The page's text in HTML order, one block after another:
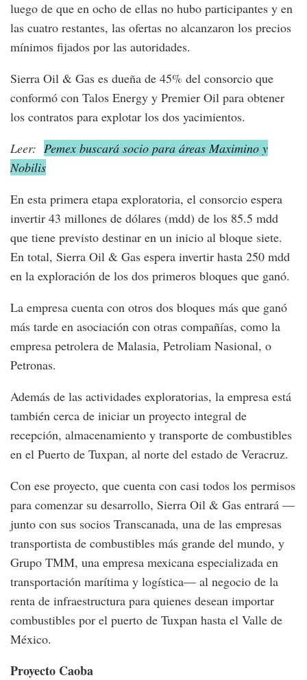
luego de que en ocho de ellas no hubo participantes y en
las cuatro restantes, las ofertas no alcanzaron los precios
mínimos fijados por las autoridades.
Sierra Oil & Gas es dueña de 45% del consorcio que
conformó con Talos Energy y Premier Oil para obtener
los contratos para explotar los dos yacimientos.
Leer: Pemex buscará socio para áreas Maximino y
Nobilis
En esta primera etapa exploratoria, el consorcio espera
invertir 43 millones de dólares (mdd) de los 85.5 mdd
que tiene previsto destinar en un inicio al bloque siete.
En total, Sierra Oil & Gas espera invertir hasta 250 mdd
en la exploración de los dos primeros bloques que ganó.
La empresa cuenta con otros dos bloques más que ganó
más tarde en asociación con otras compañías, como la
empresa petrolera de Malasia, Petroliam Nasional, o
Petronas.
Además de las actividades exploratorias, la empresa está
también cerca de iniciar un proyecto integral de
recepción, almacenamiento y transporte de combustibles
en el Puerto de Tuxpan, al norte del estado de Veracruz.
Con ese proyecto, que cuenta con casi todos los permisos
para comenzar su desarrollo, Sierra Oil & Gas entrará —
junto con sus socios Transcanada, una de las empresas
transportista de combustibles más grande del mundo, y
Grupo TMM, una empresa mexicana especializada en
transportación marítima y logística— al negocio de la
renta de infraestructura para quienes desean importar
combustibles por el puerto de Tuxpan hasta el Valle de
México.
Proyecto Caoba